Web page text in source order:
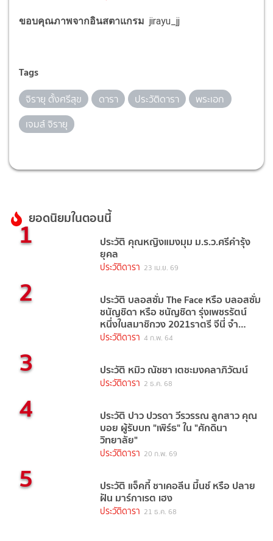
ขอบคุณภาพจากอินสตาแกรม jirayu_jj
Tags
จิรายุ ตั้งศรีสุข ดารา ประวัติดารา
พระเอก
เจมส์ จิรายุ
ยอดนิยมในตอนนี้
1 ประวัติ คุณหญิงแมงมุม ม.ร.ว.ศรีคำรุ้ง
ยุคล
ประวัติดารา 23 เม.ย. 69
2 ประวัติ บลอสซั่ม The Face หรือ บลอสซั่ม
ชนัญชิดา หรือ ชนัญชิดา รุ่งเพชรรัตน์
หนึ่งในสมาชิกวง 2021ราตรี จีนี่ จ๋า
(2021)
ประวัติดารา 4 ก.พ. 64
3 ประวัติ หมิว ณัชชา เตชะมงคลาภิวัฒน์
ประวัติดารา 2 ธ.ค. 68
4 ประวัติ ปาว ปวรดา วีรวรรณ ลูกสาว คุณ
บอย ผู้รับบท "เพิร์ธ" ใน "ศักดินา
วิทยาลัย"
ประวัติดารา 20 ก.พ. 69
5 ประวัติ แจ็คกี้ ชาเคอลีน มึ้นช์ หรือ ปลาย
ฝัน มาร์กาเรต เฮง
ประวัติดารา 21 ธ.ค. 68